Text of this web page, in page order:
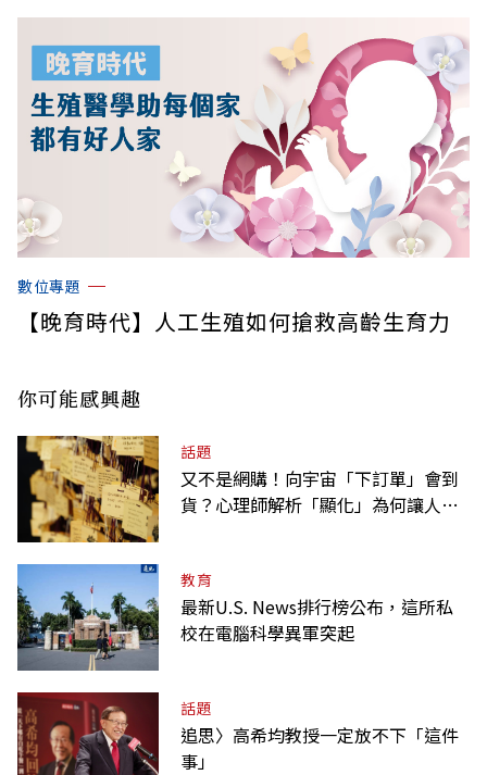
數位專題
【晚育時代】人工生殖如何搶救高齡生育力
你可能感興趣
話題
又不是網購！向宇宙「下訂單」會到
貨？心理師解析「顯化」為何讓人無
教育
最新U.S. News排行榜公布，這所私
校在電腦科學異軍突起
話題
追思〉高希均教授一定放不下「這件
事」